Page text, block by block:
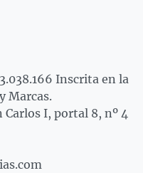
Inscrita en la
Marcas.
I, portal 8, nº 4